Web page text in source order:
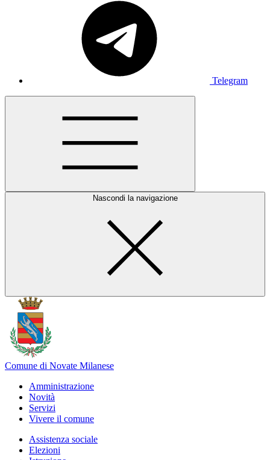
Telegram
Nascondi la navigazione
Comune di Novate Milanese
Amministrazione
Novità
Servizi
Vivere il comune
Assistenza sociale
Elezioni